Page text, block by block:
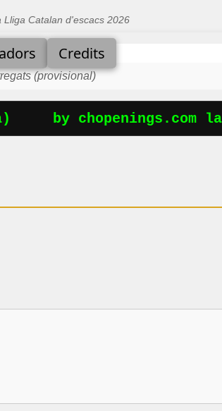
Catalan d'escacs 2026
Credits
(provisional)
by chopenings.com